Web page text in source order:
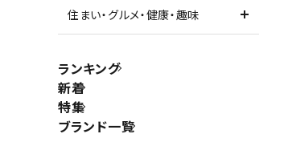
住まい・グルメ・健康・趣味
ランキング
新着
特集
ブランド一覧